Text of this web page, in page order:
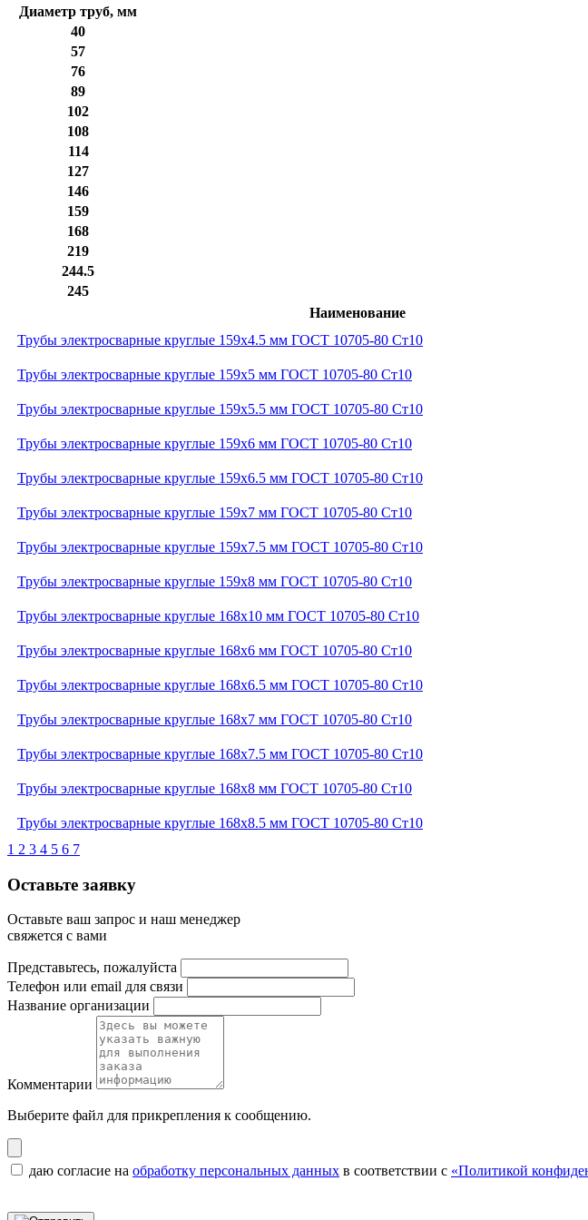
Диаметр труб, мм
40
57
76
89
102
108
114
127
146
159
168
219
244.5
245
Наименование
Трубы электросварные круглые 159x4.5 мм ГОСТ 10705-80 Ст10
Трубы электросварные круглые 159x5 мм ГОСТ 10705-80 Ст10
Трубы электросварные круглые 159x5.5 мм ГОСТ 10705-80 Ст10
Трубы электросварные круглые 159x6 мм ГОСТ 10705-80 Ст10
Трубы электросварные круглые 159x6.5 мм ГОСТ 10705-80 Ст10
Трубы электросварные круглые 159x7 мм ГОСТ 10705-80 Ст10
Трубы электросварные круглые 159x7.5 мм ГОСТ 10705-80 Ст10
Трубы электросварные круглые 159x8 мм ГОСТ 10705-80 Ст10
Трубы электросварные круглые 168x10 мм ГОСТ 10705-80 Ст10
Трубы электросварные круглые 168x6 мм ГОСТ 10705-80 Ст10
Трубы электросварные круглые 168x6.5 мм ГОСТ 10705-80 Ст10
Трубы электросварные круглые 168x7 мм ГОСТ 10705-80 Ст10
Трубы электросварные круглые 168x7.5 мм ГОСТ 10705-80 Ст10
Трубы электросварные круглые 168x8 мм ГОСТ 10705-80 Ст10
Трубы электросварные круглые 168x8.5 мм ГОСТ 10705-80 Ст10
1 2 3 4 5 6 7
Оставьте заявку
Оставьте ваш запрос и наш менеджер
свяжется с вами
Представьтесь, пожалуйста
Телефон или email для связи
Название организации
Комментарии
Выберите файл для прикрепления к сообщению.
даю согласие на обработку персональных данных в соответствии с «Политикой